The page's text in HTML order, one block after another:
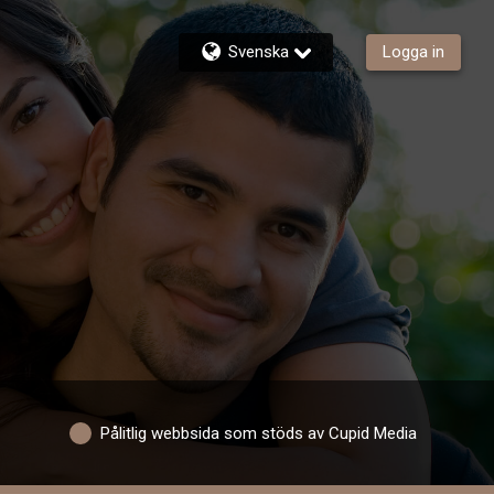
Svenska Logga in
Pålitlig webbsida som stöds av Cupid Media